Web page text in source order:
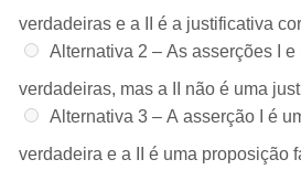
verdadeiras e a II é a justificativa
Alternativa 2 – As asserções I
verdadeiras, mas a II não é uma
Alternativa 3 – A asserção I é
verdadeira e a II é uma proposição